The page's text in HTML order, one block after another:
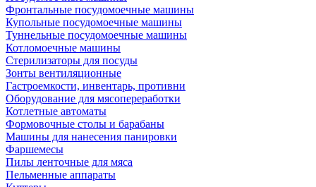
Фронтальные посудомоечные машины
Купольные посудомоечные машины
Туннельные посудомоечные машины
Котломоечные машины
Стерилизаторы для посуды
Зонты вентиляционные
Гастроемкости, инвентарь, противни
Оборудование для мясопереработки
Котлетные автоматы
Формовочные столы и барабаны
Машины для нанесения панировки
Фаршемесы
Пилы ленточные для мяса
Пельменные аппараты